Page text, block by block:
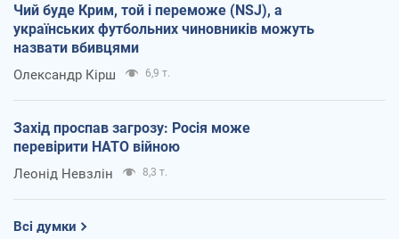
Чий буде Крим, той і переможе (NSJ), а
українських футбольних чиновників можуть
назвати вбивцями
Олександр Кірш 6,9 т.
Захід проспав загрозу: Росія може
перевірити НАТО війною
Леонід Невзлін 8,3 т.
Всі думки